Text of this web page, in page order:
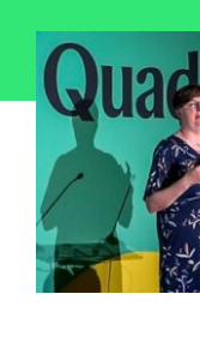
Buscar: